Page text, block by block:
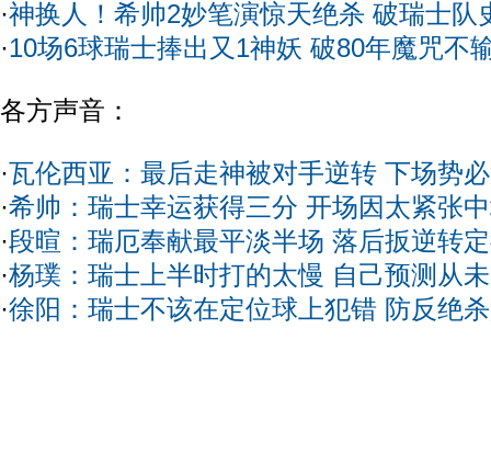
·神换人！希帅2妙笔演惊天绝杀 破瑞士队
·10场6球瑞士捧出又1神妖 破80年魔咒不
各方声音：
·瓦伦西亚：最后走神被对手逆转 下场势
·希帅：瑞士幸运获得三分 开场因太紧张
·段暄：瑞厄奉献最平淡半场 落后扳逆转
·杨璞：瑞士上半时打的太慢 自己预测从
·徐阳：瑞士不该在定位球上犯错 防反绝